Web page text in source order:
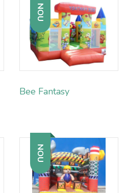
NOU
Bee Fantasy
NOU